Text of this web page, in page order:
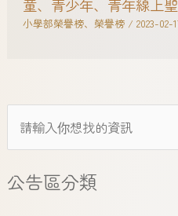
公告區分類
童、青少年、青年線上
小學部榮譽榜、 榮譽榜/ 2023-02-